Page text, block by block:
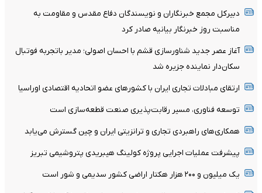
دبیرکل مجمع خبرنگاران و نویسندگان دفاع مقدس و مقاومت به
مناسبت روز خبرنگار بیانیه صادر کرد
آغاز عصر جدید شناورسازی قشم با احسان اصولی؛ مدیر باتجربه فوتبال
سکان‌دار نماینده جزیره شد
ارتقای مبادلات تجاری ایران با کشورهای عضو اتحادیه اقتصادی اوراسیا
توسعه فناوری، مسیر رقابت‌پذیری صنعت قطعه‌سازی است
همکاری‌های راهبردی تجاری و ترانزیتی ایران و چین گسترش می‌یابد
پیشرفت عملیات اجرایی پروژه کولینگ هیبریدی پتروشیمی تبریز
یک میلیون و ۲۰۰ هزار هکتار اراضی کشور سدیمی و شور است